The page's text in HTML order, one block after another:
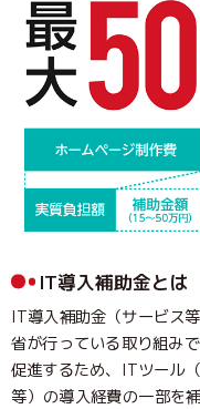
IT導入補助金とは
IT導入補助金（サービス
省が行っている取り組み
促進するため、ITツール
等）の導入経費の一部を